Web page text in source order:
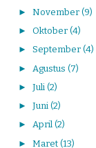
► November (9)
► Oktober (4)
► September (4)
► Agustus (7)
► Juli (2)
► Juni (2)
► April (2)
► Maret (13)